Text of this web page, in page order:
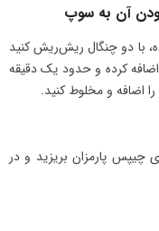
آن به سوپ
با دو چنگال ریش‌ریش کنید
اضافه کرده و حدود یک دقیقه
را اضافه و مخلوط کنید.
چیپس پارمزان بریزید و در